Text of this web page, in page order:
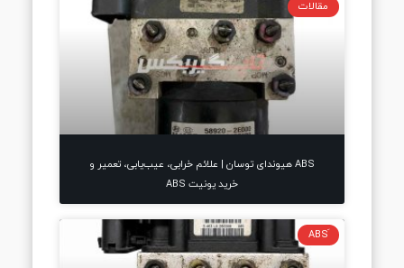
مقالات
ABS هیوندای توسان | علائم خرابی، عیب‌یابی، تعمیر و
خرید یونیت ABS
َABS